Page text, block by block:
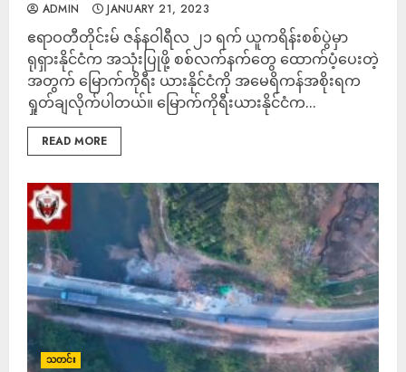
ADMIN JANUARY 21, 2023
ဧရာဝတီတိုင်းမ် ဇန်နဝါရီလ ၂၁ ရက် ယူကရိန်းစစ်ပွဲမှာ
ရုရှားနိုင်ငံက အသုံးပြုဖို့ စစ်လက်နက်တွေ ထောက်ပံ့ပေးတဲ့
အတွက် မြောက်ကိုရီး ယားနိုင်ငံကို အမေရိကန်အစိုးရက
ရှုတ်ချလိုက်ပါတယ်။ မြောက်ကိုရီးယားနိုင်ငံက...
READ MORE
သတင်း